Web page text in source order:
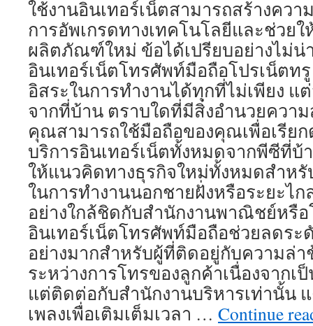
ใช้งานอินเทอร์เน็ตสามารถสร้างคว
การอัพเกรดทางเทคโนโลยีและช่วย
ผลิตภัณฑ์ใหม่ ข้อได้เปรียบอย่างไม่น่
อินเทอร์เน็ตโทรศัพท์มือถือโปรเน็ต
อิสระในการทำงานได้ทุกที่ไม่เพียง แ
จากที่บ้าน ตราบใดที่มีสิ่งอำนวยควา
คุณสามารถใช้มือถือของคุณเพื่อเรีย
บริการอินเทอร์เน็ตทั้งหมดจากพีซีที่
ให้แนวคิดทางธุรกิจใหม่ทั้งหมดสำห
ในการทำงานนอกชายฝั่งหรือระยะไ
อย่างใกล้ชิดกับสำนักงานพาณิชย์หรื
อินเทอร์เน็ตโทรศัพท์มือถือช่วยลดระ
อย่างมากสำหรับผู้ที่ติดอยู่กับความล่า
ระหว่างการโทรของลูกค้าเนื่องจากเ
แต่ติดต่อกับสำนักงานบริหารเท่านั้น
เพลงเพื่อเติมเต็มเวลา … Continue